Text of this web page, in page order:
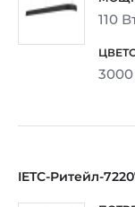
110
3000
IETC-Ритейл-